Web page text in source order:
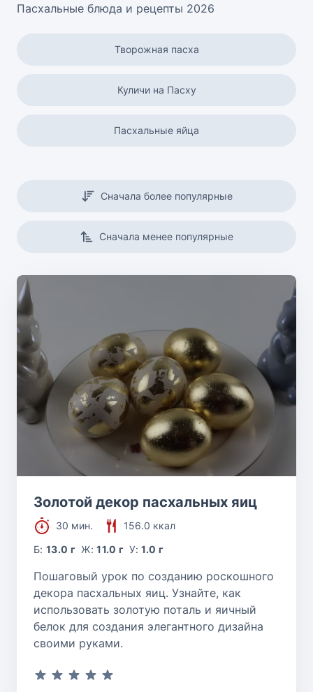
Пасхальные блюда и рецепты 2026
Творожная пасха
Куличи на Пасху
Пасхальные яйца
Сначала более популярные
Сначала менее популярные
Золотой декор пасхальных яиц
30 мин.
156.0 ккал
Б:13.0 г Ж:11.0 г У:1.0 г
Пошаговый урок по созданию роскошного
декора пасхальных яиц. Узнайте, как
использовать золотую поталь и яичный
белок для создания элегантного дизайна
своими руками.